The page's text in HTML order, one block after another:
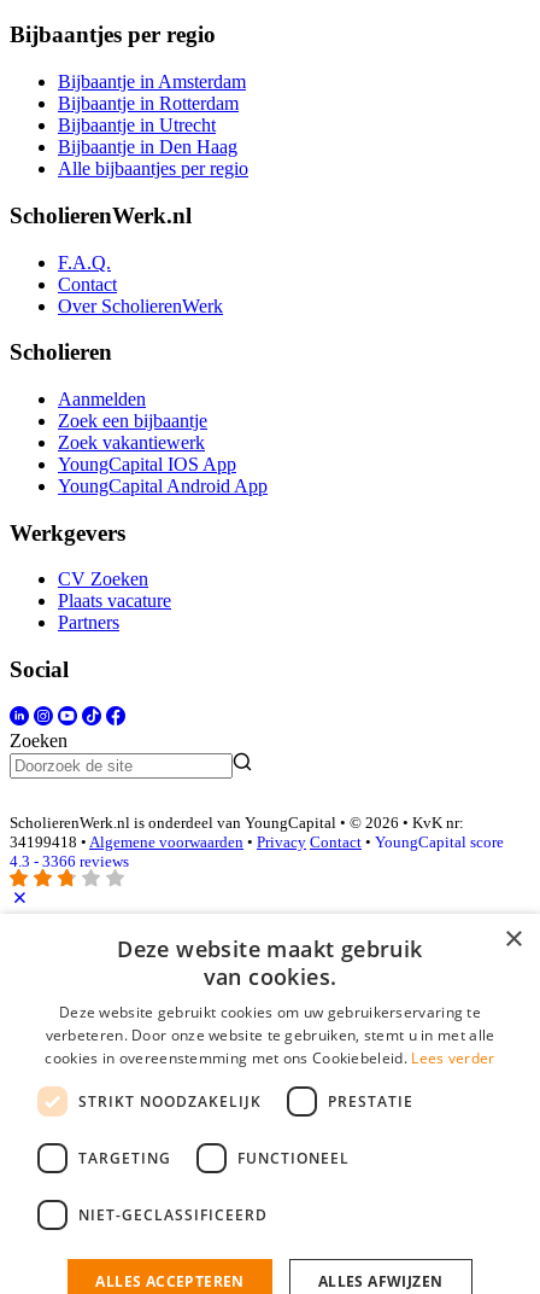
Bijbaantjes per regio
Bijbaantje in Amsterdam
Bijbaantje in Rotterdam
Bijbaantje in Utrecht
Bijbaantje in Den Haag
Alle bijbaantjes per regio
ScholierenWerk.nl
F.A.Q.
Contact
Over ScholierenWerk
Scholieren
Aanmelden
Zoek een bijbaantje
Zoek vakantiewerk
YoungCapital IOS App
YoungCapital Android App
Werkgevers
CV Zoeken
Plaats vacature
Partners
Social
Zoeken
ScholierenWerk.nl is onderdeel van YoungCapital • © 2026 • KvK nr:
34199418 • Algemene voorwaarden • Privacy Contact • YoungCapital score
4.3 - 3366 reviews
Inloggen als bedrijf
Wachtwoord
login gegevens onthouden
login
Bedrijf aanmelden
nieuwe collega/werknemer zo gevonden!
×
Deze website maakt gebruik
van cookies.
Deze website gebruikt cookies om uw gebruikerservaring te
verbeteren. Door onze website te gebruiken, stemt u in met alle
cookies in overeenstemming met ons Cookiebeleid. Lees verder
STRIKT NOODZAKELIJK PRESTATIE
TARGETING FUNCTIONEEL
NIET-GECLASSIFICEERD
ALLES ACCEPTEREN ALLES AFWIJZEN